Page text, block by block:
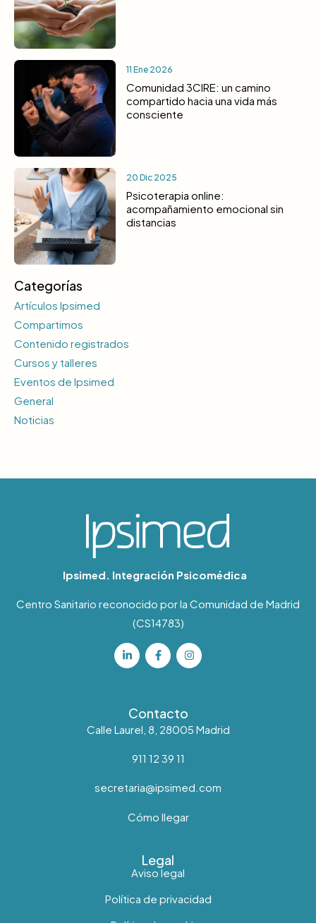
11 Ene 2026
Comunidad 3CIRE: un camino
compartido hacia una vida más
consciente
20 Dic 2025
Psicoterapia online:
acompañamiento emocional sin
distancias
Categorías
Artículos Ipsimed
Compartimos
Contenido registrados
Cursos y talleres
Eventos de Ipsimed
General
Noticias
Ipsimed. Integración Psicomédica
Centro Sanitario reconocido por la Comunidad de Madrid
(CS14783)
Contacto
Calle Laurel, 8, 28005 Madrid
911 12 39 11
secretaria@ipsimed.com
Cómo llegar
Legal
Aviso legal
Política de privacidad